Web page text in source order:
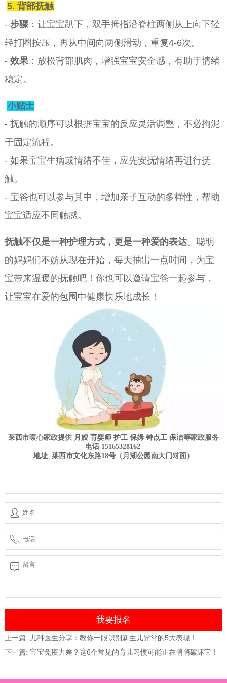
5. 背部抚触
- 步骤：让宝宝趴下，双手拇指沿脊柱两侧从上向下轻
轻打圈按压，再从中间向两侧滑动，重复4-6次。
- 效果：放松背部肌肉，增强宝宝安全感，有助于情绪
稳定。
小贴士
- 抚触的顺序可以根据宝宝的反应灵活调整，不必拘泥
于固定流程。
- 如果宝宝生病或情绪不佳，应先安抚情绪再进行抚
触。
- 宝爸也可以参与其中，增加亲子互动的多样性，帮助
宝宝适应不同触感。
抚触不仅是一种护理方式，更是一种爱的表达。聪明
的妈妈们不妨从现在开始，每天抽出一点时间，为宝
宝带来温暖的抚触吧！你也可以邀请宝爸一起参与，
让宝宝在爱的包围中健康快乐地成长！
莱西市暖心家政提供 月嫂 育婴师 护工 保姆 钟点工 保洁等家政服务
电话 15165328162
地址 莱西市文化东路18号（ 月湖公园南大门对面）
上一篇: 儿科医生分享：教你一眼识别新生儿异常的5大表现！
下一篇: 宝宝免疫力差？这6个常见的育儿习惯可能正在悄悄破坏它！